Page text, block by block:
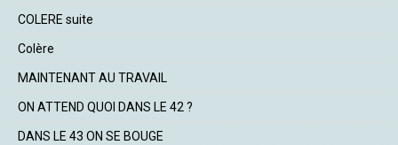
COLERE suite
Colère
MAINTENANT AU TRAVAIL
ON ATTEND QUOI DANS LE 42 ?
DANS LE 43 ON SE BOUGE